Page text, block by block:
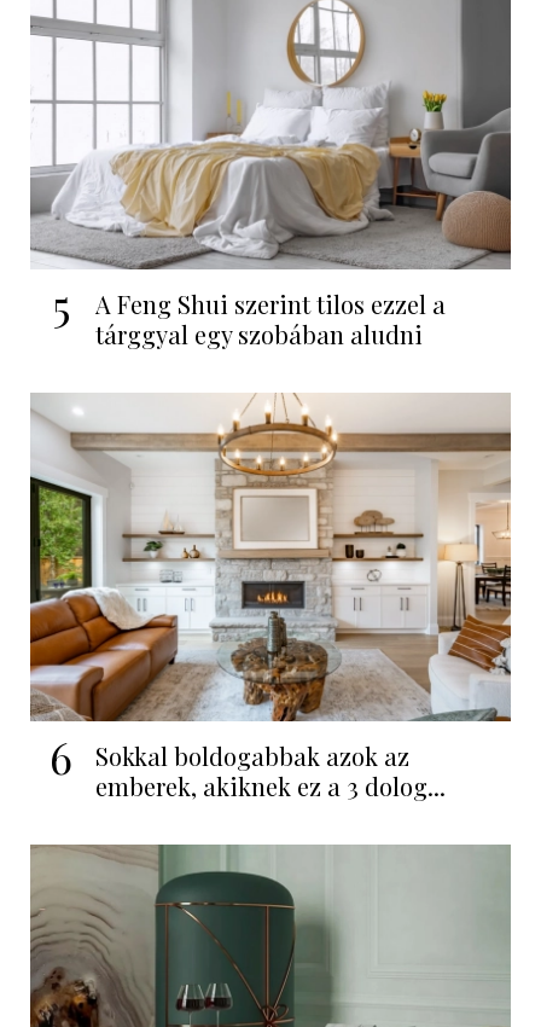
5
A Feng Shui szerint tilos ezzel a
tárggyal egy szobában aludni
6
Sokkal boldogabbak azok az
emberek, akiknek ez a 3 dolog...